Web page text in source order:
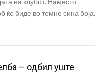
на клубот. Наместо
ќе биде во темно сина боја.
– одбил уште